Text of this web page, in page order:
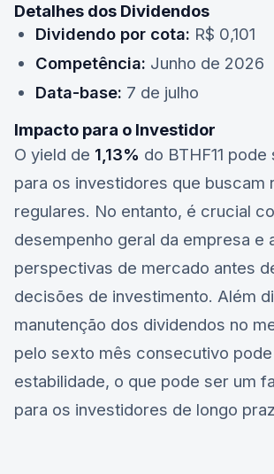
Detalhes dos Dividendos
Dividendo por cota: R$ 0,101
Competência: Junho de 2026
Data-base: 7 de julho
Impacto para o Investidor
O yield de 1,13% do BTHF11 pode
para os investidores que buscam
regulares. No entanto, é crucial
desempenho geral da empresa e
perspectivas de mercado antes
decisões de investimento. Além
manutenção dos dividendos no
pelo sexto mês consecutivo
estabilidade, o que pode ser um
para os investidores de longo